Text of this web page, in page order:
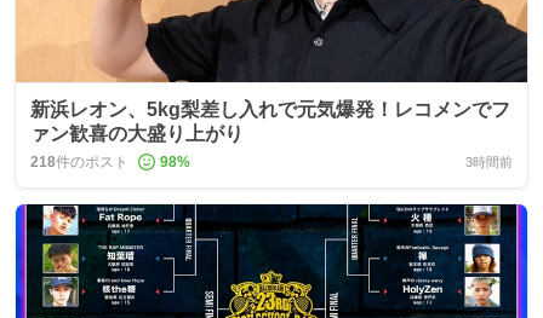
新浜レオン、5kg梨差し入れで元気爆発！レコメンでフ
ァン歓喜の大盛り上がり
218件のポスト 98% 3時間前